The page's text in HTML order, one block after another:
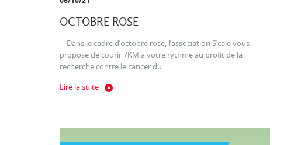
OCTOBRE ROSE
Dans le cadre d’octobre rose, l’association S’cale vous
propose de courir 7KM à votre rythme au profit de la
recherche contre le cancer du...
Lire la suite